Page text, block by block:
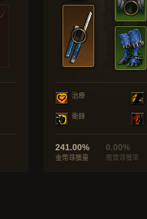
治療
衝鋒
241.00%
金幣尋獲量
0.00%
魔寶尋獲率